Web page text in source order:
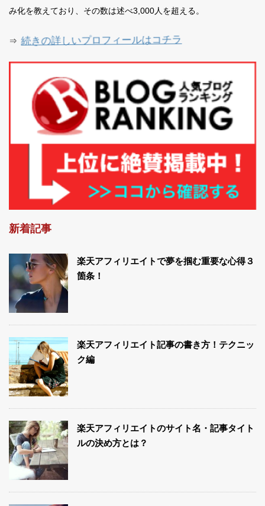
み化を教えており、その数は述べ3,000人を超える。
⇒ 続きの詳しいプロフィールはコチラ
新着記事
楽天アフィリエイトで夢を掴む重要な心得３
箇条！
楽天アフィリエイト記事の書き方！テクニッ
ク編
楽天アフィリエイトのサイト名・記事タイト
ルの決め方とは？